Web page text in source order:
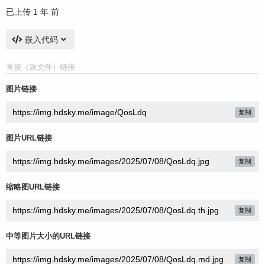
已上传 1 年 前
嵌入代码
直接（源文件）链接
图片链接
复制
图片URL链接
复制
缩略图URL链接
复制
中等图片大小的URL链接
复制